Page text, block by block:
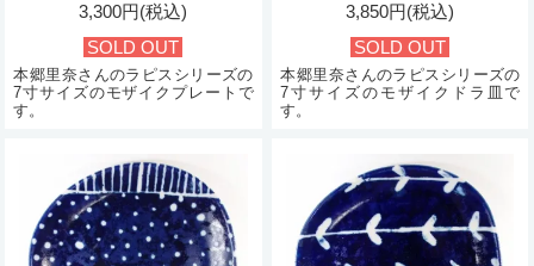
3,300円(税込)
SOLD OUT
本郷里奈さんのラピスシリーズの
7寸サイズのモザイクプレートで
す。
3,850円(税込)
SOLD OUT
本郷里奈さんのラピスシリーズの
7寸サイズのモザイクドラ皿で
す。